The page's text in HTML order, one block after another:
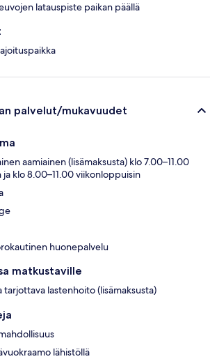
latauspiste paikan päällä
palvelut/mukavuudet
aamiainen (lisämaksusta) klo 7.00–11.00
ja klo 8.00–11.00 viikonloppuisin
huonepalvelu
matkustaville
tarjottava lastenhoito (lisämaksusta)
lähistöllä